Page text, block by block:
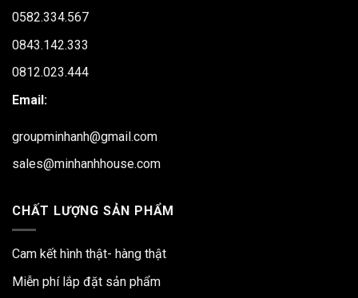
0582.334.567
0843.142.333
0812.023.444
Email:
groupminhanh@gmail.com
sales@minhanhhouse.com
CHẤT LƯỢNG SẢN PHẨM
Cam kết hình thật- hàng thật
Miễn phí lắp đặt sản phẩm